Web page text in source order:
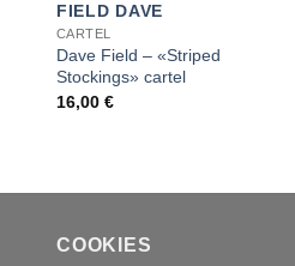
FIELD DAVE
CARTEL
Dave Field – «Striped
Stockings» cartel
16,00 €
COOKIES